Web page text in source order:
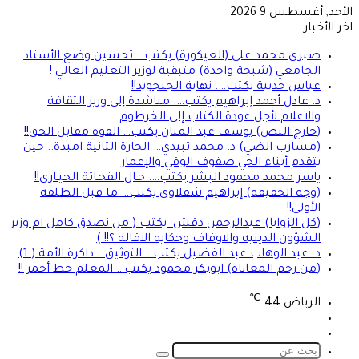
الأحد, أغسطس 9 2026
اخر الأخبار
صبرى محمد علي (العيكورة) يكتب… تحسين وضع الأستاذ
الجامعي (شبحة واحدة) متبقية لوزير التعليم العالي !
عباس حديبة يكتب…. نهاية الجنجويد!!
د. عادل أحمد إبراهيم يكتب…. مناشدة إلى وزير الثقافة
والاعلام لأجل عودة الكتاب إلى الخرطوم
(خارج النص) يوسف عبد المنان يكتب… القوة مقابل الحق!!
(مسارب الضي) د. محمد تبيدي… الحارة الثانية امبدة.. حين
يتقدم أبناء الحي صفوف الوقي والإعمار
ياسر محمد محمود البشر يكتب…. حـال القحـاتة الحيـارى!!
(وجه الحقيقة) إبراهيم شقلاوي يكتب… ما قبل الطلقة
الأولى!!
(كل الزوايا) عبدالرحمن دقش يكتب ( من نصدق كامل ام وزير
الشؤون الدينيه والاوقاف وحكايه الاقاله ؟!! )
د. عبد الوهاب عبد الفضيل يكتب… التوثيق… ذاكرة الأمة ( 1)
(من رحم المعاناة) ابوبكر محمود يكتب… المعلم خط أحمر !!
الرياض 44
℃
المظلم